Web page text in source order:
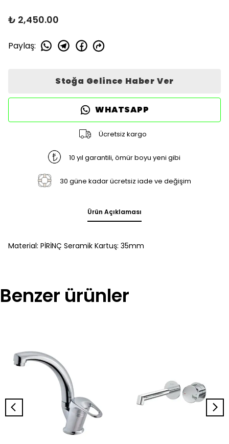
₺ 2,450.00
Paylaş:
Stoğa Gelince Haber Ver
WHATSAPP
Ücretsiz kargo
10 yıl garantili, ömür boyu yeni gibi
30 güne kadar ücretsiz iade ve değişim
Ürün Açıklaması
Material: PİRİNÇ Seramik Kartuş: 35mm
Benzer ürünler